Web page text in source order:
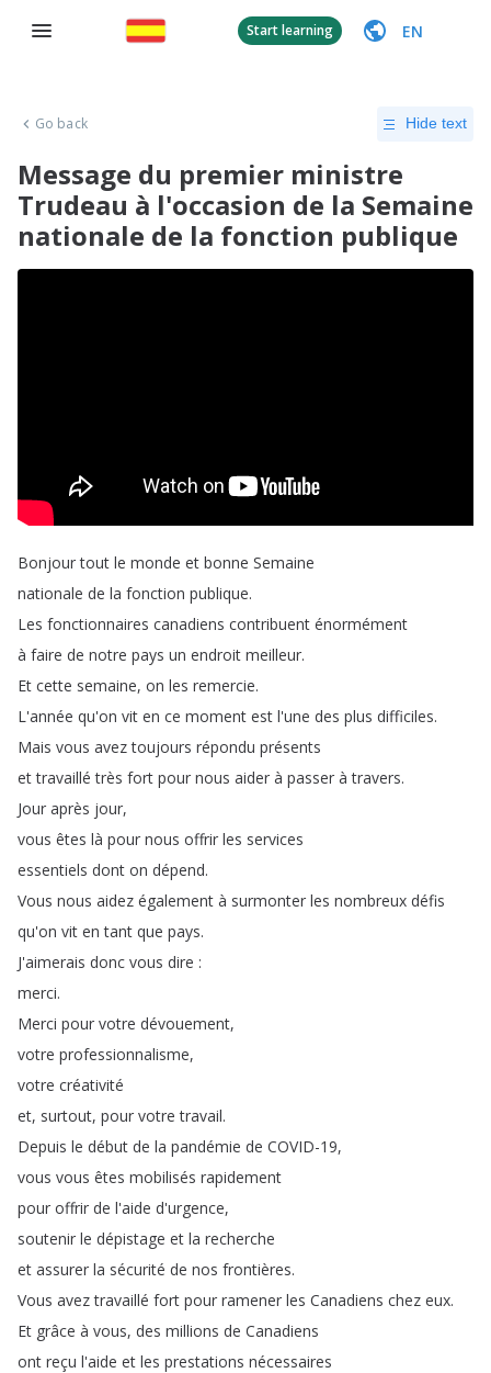
Start learning EN
Go back Hide text
Message du premier ministre
Trudeau à l'occasion de la Semaine
nationale de la fonction publique
Bonjour tout le monde et bonne Semaine
nationale de la fonction publique.
Les fonctionnaires canadiens contribuent énormément
à faire de notre pays un endroit meilleur.
Et cette semaine, on les remercie.
L'année qu'on vit en ce moment est l'une des plus difficiles.
Mais vous avez toujours répondu présents
et travaillé très fort pour nous aider à passer à travers.
Jour après jour,
vous êtes là pour nous offrir les services
essentiels dont on dépend.
Vous nous aidez également à surmonter les nombreux défis
qu'on vit en tant que pays.
J'aimerais donc vous dire :
merci.
Merci pour votre dévouement,
votre professionnalisme,
votre créativité
et, surtout, pour votre travail.
Depuis le début de la pandémie de COVID-19,
vous vous êtes mobilisés rapidement
pour offrir de l'aide d'urgence,
soutenir le dépistage et la recherche
et assurer la sécurité de nos frontières.
Vous avez travaillé fort pour ramener les Canadiens chez eux.
Et grâce à vous, des millions de Canadiens
ont reçu l'aide et les prestations nécessaires